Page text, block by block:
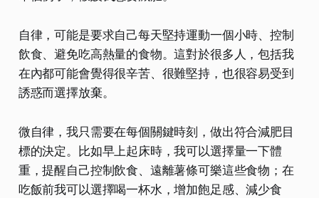
自律，可能是要求自己每天堅持運動一個小時、控制
飲食、避免吃高熱量的食物。這對於很多人，包括我
在內都可能會覺得很辛苦、很難堅持，也很容易受到
誘惑而選擇放棄。
微自律，我只需要在每個關鍵時刻，做出符合減肥目
標的決定。比如早上起床時，我可以選擇量一下體
重，提醒自己控制飲食、遠離薯條可樂這些食物；在
吃飯前我可以選擇喝一杯水，增加飽足感、減少食